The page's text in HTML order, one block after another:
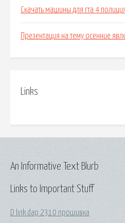
Скачать машины для гта 4
Презентация на тему осенние
Links
Links to Important Stuff
D link dap 2310 прошивка
An Informative Text Blurb